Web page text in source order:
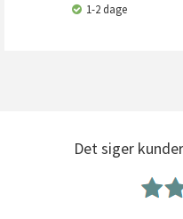
1-2 dage
Det siger